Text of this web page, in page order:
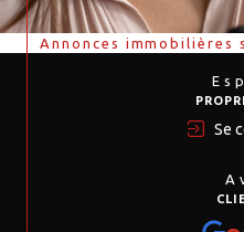
Annonces immobilières
Se